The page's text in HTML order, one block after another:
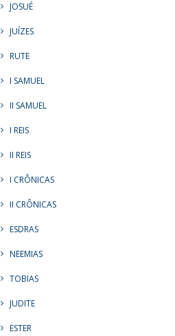
JOSUÉ
JUÍZES
RUTE
I SAMUEL
II SAMUEL
I REIS
II REIS
I CRÔNICAS
II CRÔNICAS
ESDRAS
NEEMIAS
TOBIAS
JUDITE
ESTER